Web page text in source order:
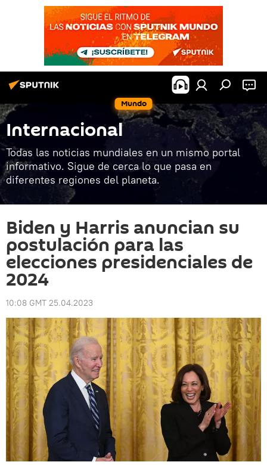
Mundo
Internacional
Todas las noticias mundiales en un mismo portal
informativo. Sigue de cerca lo que pasa en
diferentes regiones del planeta.
Biden y Harris anuncian su
postulación para las
elecciones presidenciales de
2024
10:08 GMT 25.04.2023